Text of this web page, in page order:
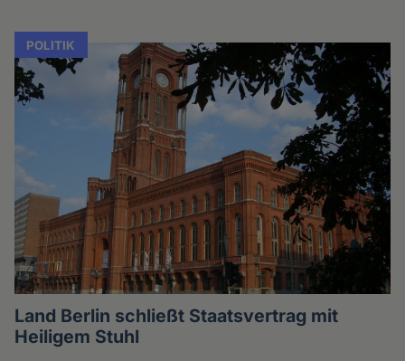
POLITIK
Land Berlin schließt Staatsvertrag mit
Heiligem Stuhl